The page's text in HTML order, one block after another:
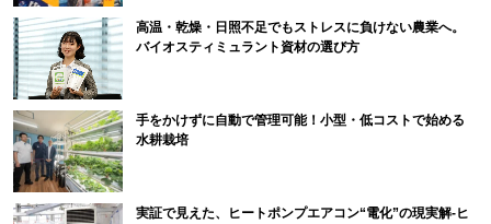
高温・乾燥・日照不足でもストレスに負けない農業へ。
バイオスティミュラント資材の選び方
手をかけずに自動で管理可能！小型・低コストで始める
水耕栽培
実証で見えた、ヒートポンプエアコン“電化”の現実解-ヒ